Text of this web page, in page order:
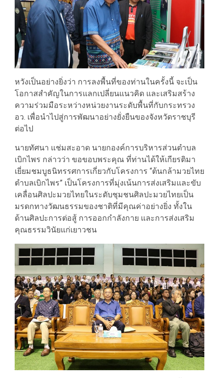
หวังเป็นอย่างยิ่งว่า การลงพื้นที่ของท่านในครั้งนี้ จะเป็น
โอกาสสำคัญในการแลกเปลี่ยนแนวคิด และเสริมสร้าง
ความร่วมมือระหว่างหน่วยงานระดับพื้นที่กับกระทรวง
อว. เพื่อนำไปสู่การพัฒนาอย่างยั่งยืนของจังหวัดราชบุรี
ต่อไป
นายทัศนา แช่มสะอาด นายกองค์การบริหารส่วนตำบล
เบิกไพร กล่าวว่า ขอขอบพระคุณ ที่ท่านได้ให้เกียรติมา
เยี่ยมชมบูธนิทรรศการเกี่ยวกับโครงการ “ต้นกล้ามวยไทย
ตำบลเบิกไพร” เป็นโครงการที่มุ่งเน้นการส่งเสริมและขับ
เคลื่อนศิลปะมวยไทยในระดับชุมชนศิลปะมวยไทยเป็น
มรดกทางวัฒนธรรมของชาติที่มีคุณค่าอย่างยิ่ง ทั้งใน
ด้านศิลปะการต่อสู้ การออกกำลังกาย และการส่งเสริม
คุณธรรมวินัยแก่เยาวชน